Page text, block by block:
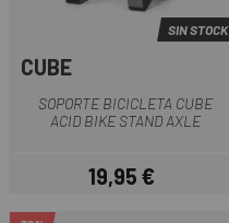
SIN STOCK
CUBE
SOPORTE BICICLETA CUBE
ACID BIKE STAND AXLE
Precio
19,95 €